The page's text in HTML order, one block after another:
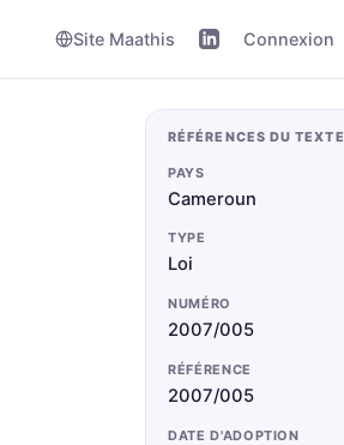
Site Maathis Connexion
RÉFÉRENCES DU TEXTE
PAYS
Cameroun
TYPE
Loi
NUMÉRO
2007/005
RÉFÉRENCE
2007/005
DATE D'ADOPTION